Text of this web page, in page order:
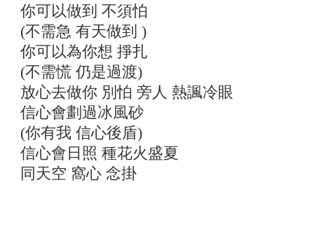
你可以做到 不須怕
(不需急 有天做到 )
你可以為你想 掙扎
(不需慌 仍是過渡)
放心去做你 別怕 旁人 熱諷冷眼
信心會劃過冰風砂
(你有我 信心後盾)
信心會日照 種花火盛夏
同天空 窩心 念掛